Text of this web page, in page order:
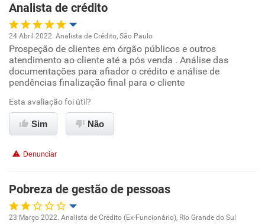
Analista de crédito
Oportunidade de promoção
Ambiente de trabalho
Conciliação com a vida familiar
Benefícios
24 Abril 2022. Analista de Crédito, São Paulo
Prospeção de clientes em órgão públicos e outros
atendimento ao cliente até a pós venda . Análise das
documentações para afiador o crédito e análise de
pendências finalização final para o cliente
Esta avaliação foi útil?
Sim Não
Denunciar
Pobreza de gestão de pessoas
23 Março 2022. Analista de Crédito (Ex-Funcionário), Rio Grande do Sul